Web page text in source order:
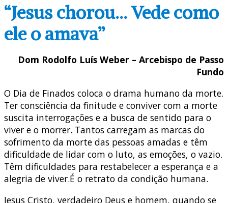
“Jesus chorou… Vede como
ele o amava”
Dom Rodolfo Luís Weber – Arcebispo de Passo
Fundo
O Dia de Finados coloca o drama humano da morte.
Ter consciência da finitude e conviver com a morte
suscita interrogações e a busca de sentido para o
viver e o morrer. Tantos carregam as marcas do
sofrimento da morte das pessoas amadas e têm
dificuldade de lidar com o luto, as emoções, o vazio.
Têm dificuldades para restabelecer a esperança e a
alegria de viver.É o retrato da condição humana.
Jesus Cristo, verdadeiro Deus e homem, quando se